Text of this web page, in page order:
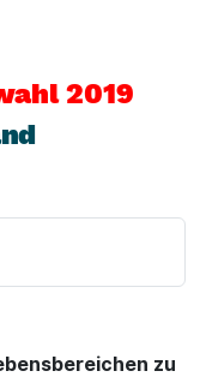
2019
zu